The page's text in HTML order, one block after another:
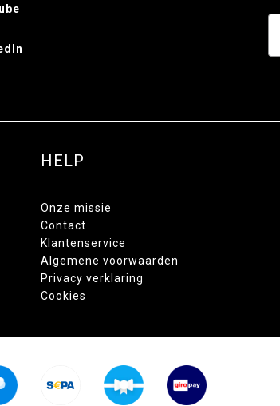
HELP
Onze missie
Contact
Klantenservice
Algemene voorwaarden
Privacy verklaring
Cookies